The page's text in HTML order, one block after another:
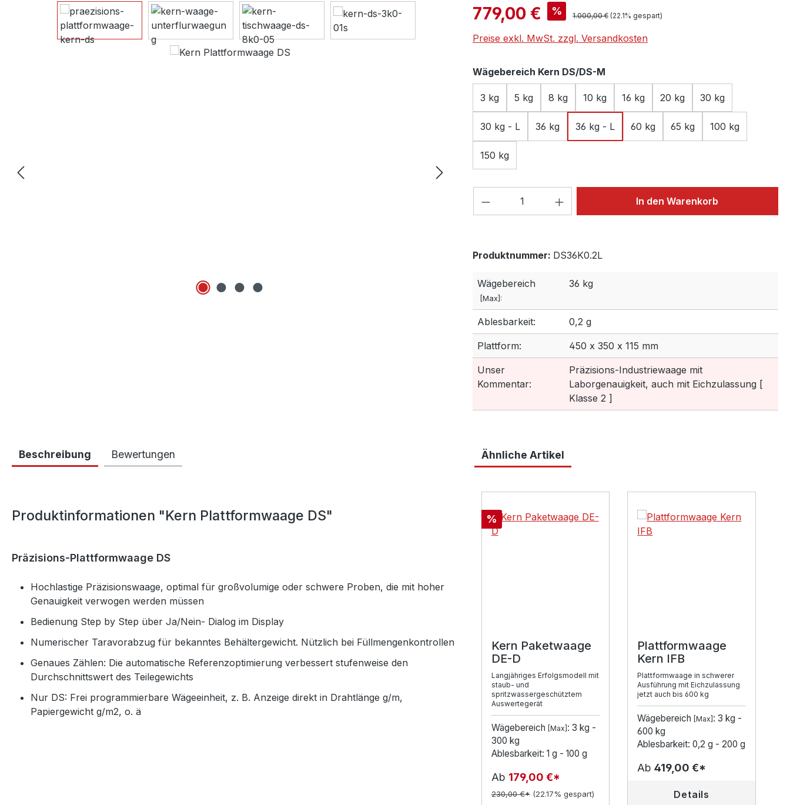
Bildergalerie überspringen Verkaufspreis:
779,00 € % Regulärer Preis:
1.000,00 € (22.1% gespart)
Preise exkl. MwSt. zzgl. Versandkosten
Wägebereich Kern DS/DS-M
3 kg 5 kg 8 kg 10 kg 16 kg 20 kg 30 kg
30 kg - L 36 kg 36 kg - L 60 kg 65 kg 100 kg
150 kg
Produkt Anzahl: Gib den gewünschten Wert
In den Warenkorb
Produktnummer: DS36K0.2L
Wägebereich
[Max]:
36 kg
Ablesbarkeit: 0,2 g
Plattform: 450 x 350 x 115 mm
Unser
Kommentar:
Präzisions-Industriewaage mit
Laborgenauigkeit, auch mit Eichzulassung [
Klasse 2 ]
Beschreibung Bewertungen
Produktinformationen "Kern Plattformwaage DS"
Präzisions-Plattformwaage DS
Hochlastige Präzisionswaage, optimal für großvolumige oder schwere Proben, die mit hoher
Genauigkeit verwogen werden müssen
Bedienung Step by Step über Ja/Nein- Dialog im Display
Numerischer Taravorabzug für bekanntes Behältergewicht. Nützlich bei Füllmengenkontrollen
Genaues Zählen: Die automatische Referenzoptimierung verbessert stufenweise den
Durchschnittswert des Teilegewichts
Nur DS: Frei programmierbare Wägeeinheit, z. B. Anzeige direkt in Drahtlänge g/m,
Papiergewicht g/m2, o. ä
Ähnliche Artikel
Rabatt
%
Kern Paketwaage
DE-D
Langjähriges Erfolgsmodell mit
staub- und
spritzwassergeschütztem
Auswertegerät
Wägebereich [Max] : 3 kg -
300 kg
Ablesbarkeit: 1 g - 100 g
Ab 179,00 €*
230,00 €* (22.17% gespart)
Plattformwaage
Kern IFB
Plattformwaage in schwerer
Ausführung mit Eichzulassung
jetzt auch bis 600 kg
Wägebereich [Max] : 3 kg -
600 kg
Ablesbarkeit: 0,2 g - 200 g
Ab419,00 €*
Details